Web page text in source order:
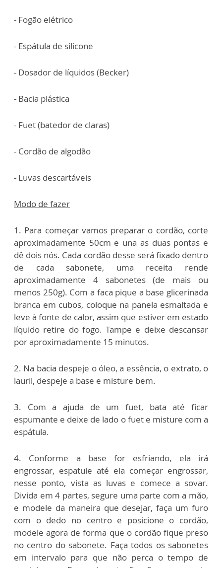
- Fogão elétrico
- Espátula de silicone
- Dosador de líquidos (Becker)
- Bacia plástica
- Fuet (batedor de claras)
- Cordão de algodão
- Luvas descartáveis
Modo de fazer
1. Para começar vamos preparar o cordão, corte
aproximadamente 50cm e una as duas pontas e
dê dois nós. Cada cordão desse será fixado dentro
de cada sabonete, uma receita rende
aproximadamente 4 sabonetes (de mais ou
menos 250g). Com a faca pique a base glicerinada
branca em cubos, coloque na panela esmaltada e
leve à fonte de calor, assim que estiver em estado
líquido retire do fogo. Tampe e deixe descansar
por aproximadamente 15 minutos.
2. Na bacia despeje o óleo, a essência, o extrato, o
lauril, despeje a base e misture bem.
3. Com a ajuda de um fuet, bata até ficar
espumante e deixe de lado o fuet e misture com a
espátula.
4. Conforme a base for esfriando, ela irá
engrossar, espatule até ela começar engrossar,
nesse ponto, vista as luvas e comece a sovar.
Divida em 4 partes, segure uma parte com a mão,
e modele da maneira que desejar, faça um furo
com o dedo no centro e posicione o cordão,
modele agora de forma que o cordão fique preso
no centro do sabonete. Faça todos os sabonetes
em intervalo para que não perca o tempo de